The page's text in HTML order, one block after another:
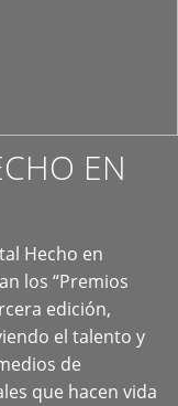
EN
Hecho en
los “Premios
edición,
el talento y
de
que hacen vida